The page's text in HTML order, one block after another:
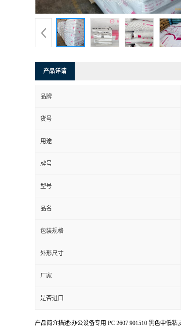
产品详请
品牌
货号
用途
牌号
型号
品名
包装规格
外形尺寸
厂家
是否进口
产品简介描述:办公设备专用 PC 2607 901510 黑色中低